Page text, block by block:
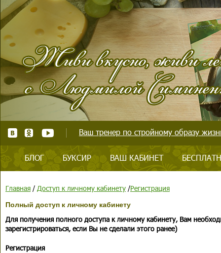
Ваш тренер по стройному образу
БЛОГ БУКСИР ВАШ КАБИНЕТ
Главная / Доступ к личному кабинету /Регистрация
Полный доступ к личному кабинету
Для получения полного доступа к личному кабинету, Вам
зарегистрироваться, если Вы не сделали этого ранее)
Регистрация